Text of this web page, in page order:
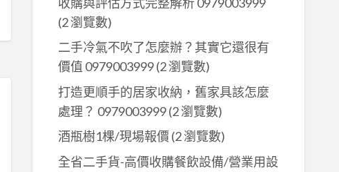
(2 瀏覽數)
二手冷氣不吹了怎麼辦？其實它還很有
價值 0979003999(2 瀏覽數)
打造更順手的居家收納，舊家具該怎麼
處理？ 0979003999(2 瀏覽數)
酒瓶樹1棵/現場報價(2 瀏覽數)
全省二手貨-高價收購餐飲設備/營業用設